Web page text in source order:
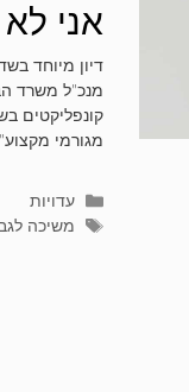
אני
הייתי"
בכנסת
דיון מיוחד
מנכ"ל משרד
קונפליקטים
מגורמי מקצוע"
קטגוריות
עדויות
תגיות
משיכה